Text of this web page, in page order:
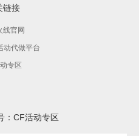
链接
线官网
动代做平台
专区
：CF活动专区